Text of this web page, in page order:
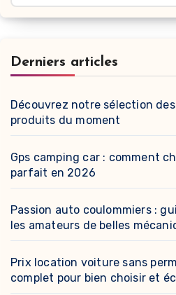
Derniers articles
Découvrez notre sélection
produits du moment
Gps camping car : comment
parfait en 2026
Passion auto coulommiers :
les amateurs de belles
Prix location voiture sans
complet pour bien choisir et